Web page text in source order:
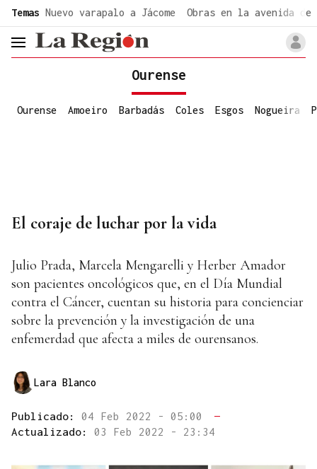
Temas Nuevo varapalo a Jácome Obras en la avenida de
header.menu.open
Ourense
Ourense Amoeiro Barbadás Coles Esgos Nogueira
El coraje de luchar por la vida
Julio Prada, Marcela Mengarelli y Herber Amador
son pacientes oncológicos que, en el Día Mundial
contra el Cáncer, cuentan su historia para concienciar
sobre la prevención y la investigación de una
enfemerdad que afecta a miles de ourensanos.
Lara Blanco
Publicado: 04 Feb 2022 - 05:00
—
Actualizado: 03 Feb 2022 - 23:34